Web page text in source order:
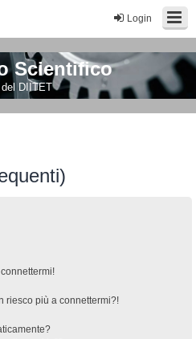
Login
Scientifico
DIITET
riesco più a connettermi?!